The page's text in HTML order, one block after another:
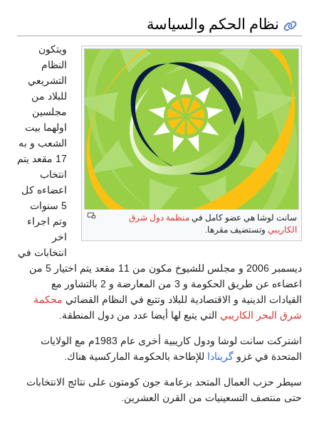
نظام الحكم والسياسة
سانت لوشا هي عضو كامل في منظمة دول شرق
الكاريبي وتستضيف مقرها.
ويتكون
النظام
التشريعي
للبلاد من
مجلسين
اولهما بيت
الشعب و به
17 مقعد يتم
انتخاب
اعضاءه كل
5 سنوات
وتم اجراء
اخر
انتخابات في
ديسمبر 2006 و مجلس للشيوخ مكون من 11 مقعد يتم اختيار 5 من
اعضاءه عن طريق الحكومة و 3 من المعارضة و 2 بالتشاور مع
القيادات الدينية و الاقتصادية للبلاد وتتبع في النظام القضائي محكمة
شرق البحر الكاريبي التي يتبع لها أيضا عدد من دول المنطقة.
اشتركت سانت لوشا ودول كاريبية أخرى عام 1983م مع الولايات
المتحدة في غزو گرينادا للإطاحة بالحكومة الماركسية هناك.
سيطر حزب العمال المتحد بزعامة جون كومتون على نتائج الانتخابات
حتى منتصف التسعينيات من القرن العشرين.